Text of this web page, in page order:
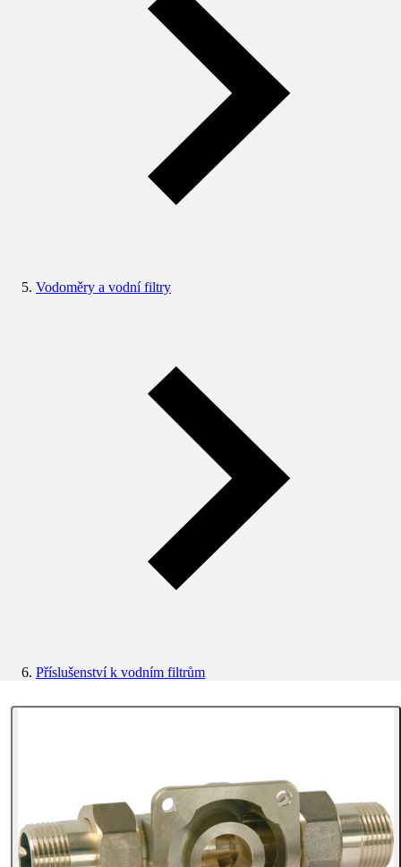
Vodoměry a vodní filtry
Příslušenství k vodním filtrům